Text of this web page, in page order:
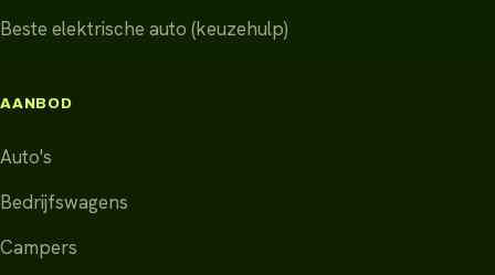
Beste elektrische auto (keuzehulp)
AANBOD
Auto's
Bedrijfswagens
Campers